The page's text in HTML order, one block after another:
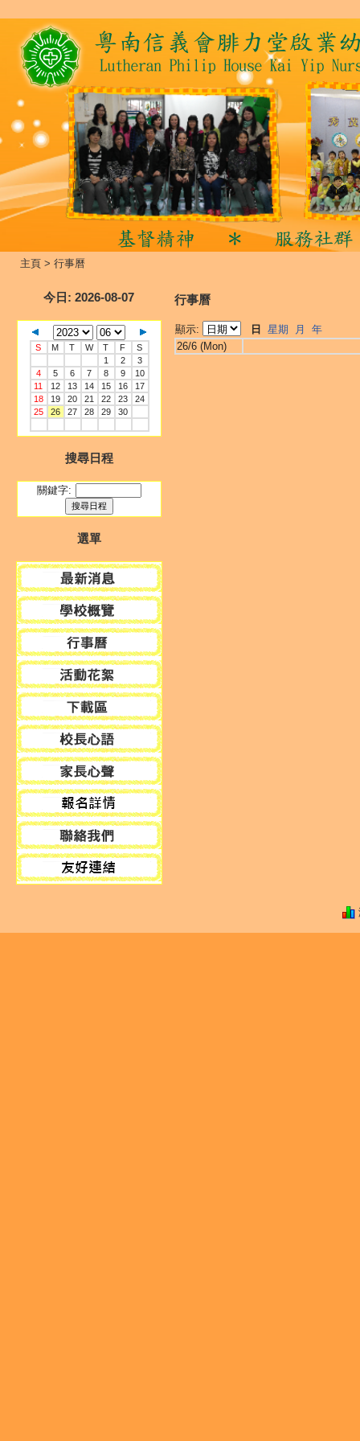
主頁 > 行事曆
今日 : 2026-08-07
S M T W T F
S
1
2
3
4
5 6 7 8 9
10
11
12 13 14 15 16
17
18
19 20 21 22 23
24
25
26 27 28 29 30
搜尋日程
關鍵字:
選單
行事曆
顯示: 日 星期 月
年
26/6 (Mon)